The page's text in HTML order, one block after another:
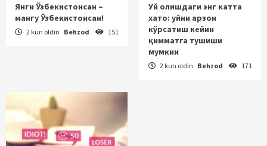
Янги Ўзбекистонсан –
мангу Ўзбекистонсан!
2 kun oldin Behzod 151
Уй олишдаги энг катта
хато: уйни арзон
кўрсатиш кейин
қимматга тушиши
мумкин
2 kun oldin Behzod 171